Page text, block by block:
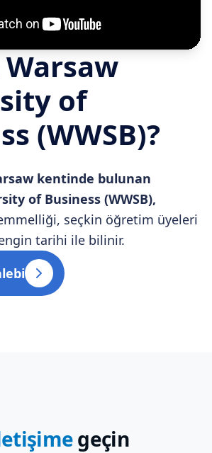
of
(WWSB)?
kentinde bulunan
of Business (WWSB),
seçkin öğretim üyeleri
tarihi ile bilinir.
geçin